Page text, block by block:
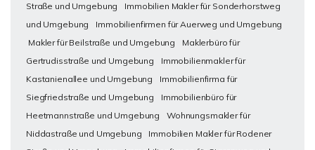
Straße und Umgebung
Immobilien Makler für Sonderhorstweg
und Umgebung
Immobilienfirmen für Auerweg und Umgebung
Makler für Beilstraße und Umgebung
Maklerbüro für
Gertrudisstraße und Umgebung
Immobilienmakler für
Kastanienallee und Umgebung
Immobilienfirma für
Siegfriedstraße und Umgebung
Immobilienbüro für
Heetmannstraße und Umgebung
Wohnungsmakler für
Niddastraße und Umgebung
Immobilien Makler für Rodener